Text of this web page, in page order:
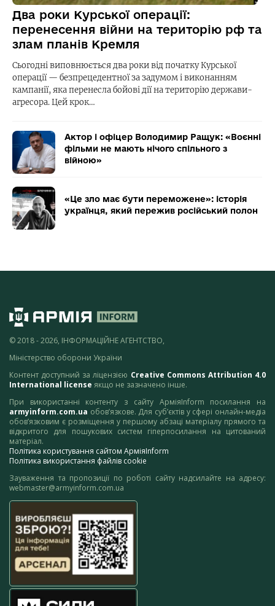
Два роки Курської операції:
перенесення війни на територію рф та
злам планів Кремля
Сьогодні виповнюється два роки від початку Курської
операції — безпрецедентної за задумом і виконанням
кампанії, яка перенесла бойові дії на територію держави-
агресора. Цей крок…
Актор і офіцер Володимир Ращук: «Воєнні
фільми не мають нічого спільного з
війною»
«Це зло має бути переможене»: історія
українця, який пережив російський полон
© 2018 - 2026, ІНФОРМАЦІЙНЕ АГЕНТСТВО,
Міністерство оборони України
Контент доступний за ліцензією Creative Commons Attribution 4.0
International license якщо не зазначено інше.
При використанні контенту з сайту АрміяInform посилання на
armyinform.com.ua обов’язкове. Для суб’єктів у сфері онлайн-медіа
обов’язковим є розміщення у першому абзаці матеріалу прямого та
відкритого для пошукових систем гіперпосилання на цитований
матеріал.
Політика користування сайтом АрміяInform
Політика використання файлів cookie
Зауваження та пропозиції по роботі сайту надсилайте на адресу:
webmaster@armyinform.com.ua